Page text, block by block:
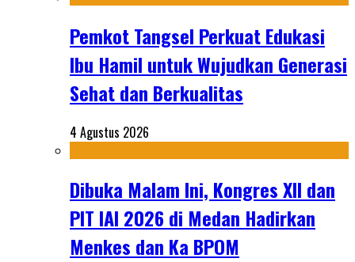
Pemkot Tangsel Perkuat Edukasi
Ibu Hamil untuk Wujudkan Generasi
Sehat dan Berkualitas
4 Agustus 2026
Dibuka Malam Ini, Kongres XII dan
PIT IAI 2026 di Medan Hadirkan
Menkes dan Ka BPOM